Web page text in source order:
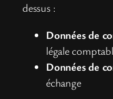
dessus :
Données de
légale
Données de
échange